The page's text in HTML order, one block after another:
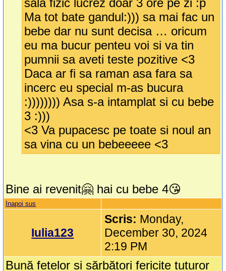
sala fizic lucrez doar 3 ore pe zi :p
Ma tot bate gandul:))) sa mai fac un
bebe dar nu sunt decisa … oricum
eu ma bucur penteu voi si va tin
pumnii sa aveti teste pozitive <3
Daca ar fi sa raman asa fara sa
incerc eu special m-as bucura
:)))))))) Asa s-a intamplat si cu bebe
3 :)))
<3 Va pupacesc pe toate si noul an
sa vina cu un bebeeeee <3
Bine ai revenit🤗 hai cu bebe 4😘
Inapoi sus
Iulia123
Scris: Monday,
December 30, 2024
2:19 PM
Bună fetelor si sărbători fericite tuturor